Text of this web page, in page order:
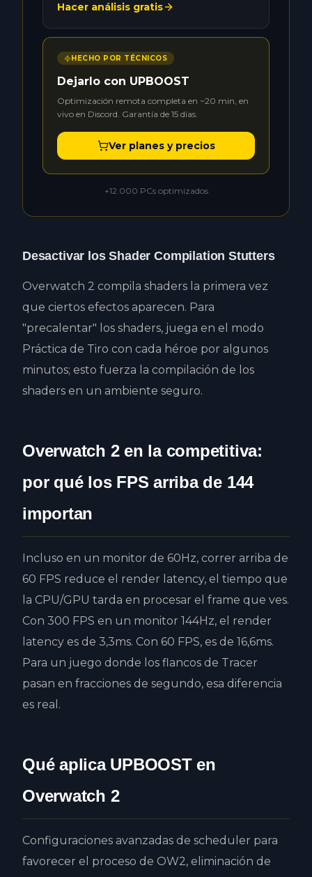
Hacer análisis gratis
HECHO POR TÉCNICOS
Dejarlo con UPBOOST
Optimización remota completa en ~20 min, en
vivo en Discord. Garantía de 15 días.
Ver planes y precios
+12.000 PCs optimizados
Desactivar los Shader Compilation Stutters
Overwatch 2 compila shaders la primera vez
que ciertos efectos aparecen. Para
"precalentar" los shaders, juega en el modo
Práctica de Tiro con cada héroe por algunos
minutos; esto fuerza la compilación de los
shaders en un ambiente seguro.
Overwatch 2 en la competitiva:
por qué los FPS arriba de 144
importan
Incluso en un monitor de 60Hz, correr arriba de
60 FPS reduce el render latency, el tiempo que
la CPU/GPU tarda en procesar el frame que ves.
Con 300 FPS en un monitor 144Hz, el render
latency es de 3,3ms. Con 60 FPS, es de 16,6ms.
Para un juego donde los flancos de Tracer
pasan en fracciones de segundo, esa diferencia
es real.
Qué aplica UPBOOST en
Overwatch 2
Configuraciones avanzadas de scheduler para
favorecer el proceso de OW2, eliminación de